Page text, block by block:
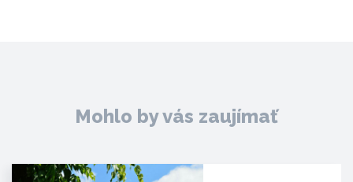
Mohlo by vás zaujímať